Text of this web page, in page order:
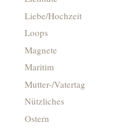
Liebe/Hochzeit
Loops
Magnete
Maritim
Mutter-/Vatertag
Nützliches
Ostern